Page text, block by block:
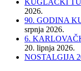
KUGLAČKI
2026.
90. GODINA
srpnja 2026.
6.
20. lipnja 2026.
NOSTALGIJA